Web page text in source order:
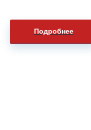
Подробнее